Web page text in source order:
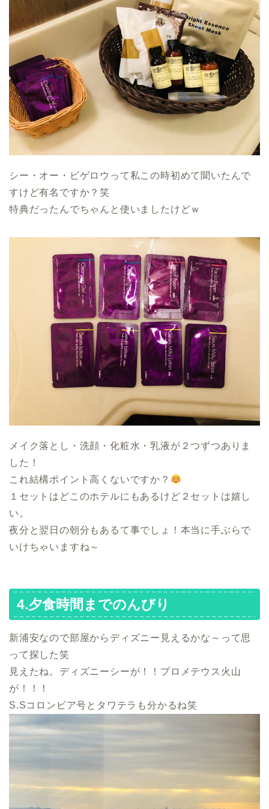
シー・オー・ビゲロウって私この時初めて聞いたんで
すけど有名ですか？笑
特典だったんでちゃんと使いましたけどｗ
メイク落とし・洗顔・化粧水・乳液が２つずつありま
した！
これ結構ポイント高くないですか？
１セットはどこのホテルにもあるけど２セットは嬉し
い。
夜分と翌日の朝分もあるて事でしょ！本当に手ぶらで
いけちゃいますね～
4.夕食時間までのんびり
新浦安なので部屋からディズニー見えるかな～って思
って探した笑
見えたね。ディズニーシーが！！プロメテウス火山
が！！！
S.Sコロンビア号とタワテラも分かるね笑